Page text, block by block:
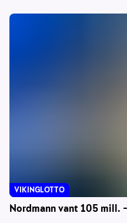
Nordmann vant 105 mill.
VIKINGLOTTO